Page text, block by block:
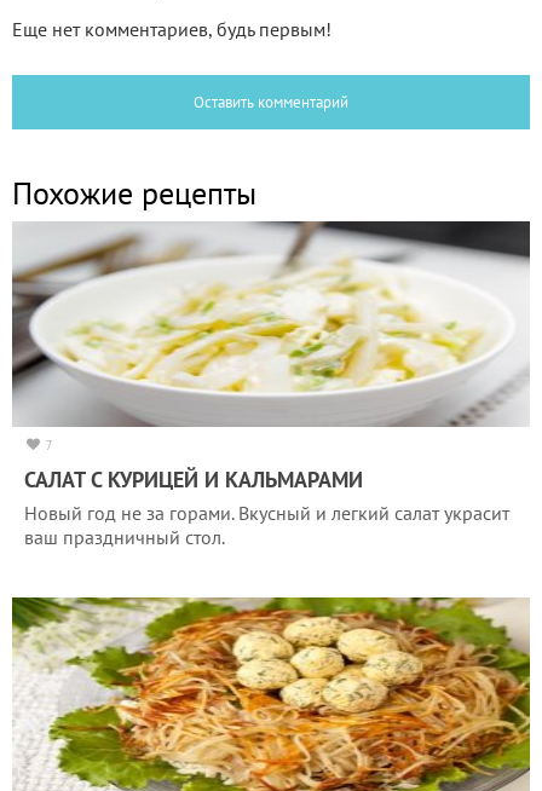
Еще нет комментариев, будь первым!
Оставить комментарий
Похожие рецепты
7
САЛАТ С КУРИЦЕЙ И КАЛЬМАРАМИ
Новый год не за горами. Вкусный и легкий салат украсит
ваш праздничный стол.